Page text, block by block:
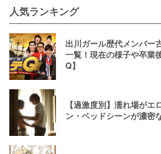
人気ランキング
出川ガール歴代メンバー
一覧！現在の様子や卒業
Q】
【過激度別】濡れ場が
ン・ベッドシーンが濃密